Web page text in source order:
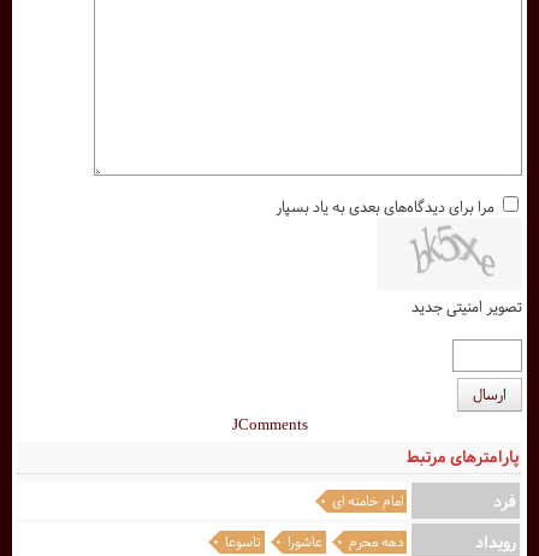
پارامترهای مرتبط
فرد
امام خامنه ای
رویداد دهه محرم عاشورا تاسوعا
مرا برای دیدگاه‌های بعدی به یاد بسپار
تصویر امنیتی جدید
ارسال
JComments